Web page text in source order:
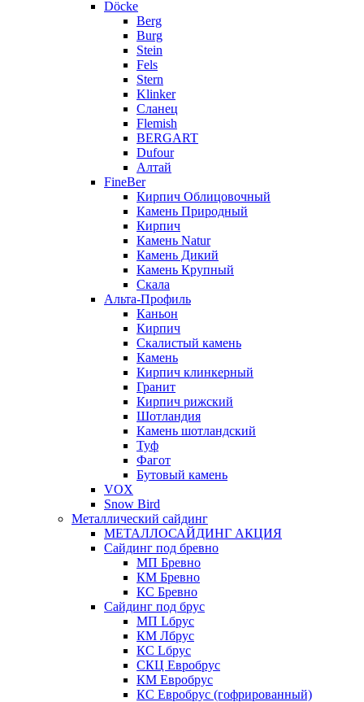
Döcke
Berg
Burg
Stein
Fels
Stern
Klinker
Сланец
Flemish
BERGART
Dufour
Алтай
FineBer
Кирпич Облицовочный
Камень Природный
Кирпич
Камень Natur
Камень Дикий
Камень Крупный
Скала
Альта-Профиль
Каньон
Кирпич
Скалистый камень
Камень
Кирпич клинкерный
Гранит
Кирпич рижский
Шотландия
Камень шотландский
Туф
Фагот
Бутовый камень
VOX
Snow Bird
Металлический сайдинг
МЕТАЛЛОСАЙДИНГ АКЦИЯ
Сайдинг под бревно
МП Бревно
КМ Бревно
КС Бревно
Сайдинг под брус
МП Lбрус
КМ Лбрус
КС Lбрус
СКЦ Евробрус
КМ Евробрус
КС Евробрус (гофрированный)